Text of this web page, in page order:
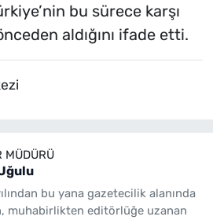
bu sürece karşı
aldığını ifade etti.
MÜDÜRÜ
bu yana gazetecilik alanında
muhabirlikten editörlüğe uzanan